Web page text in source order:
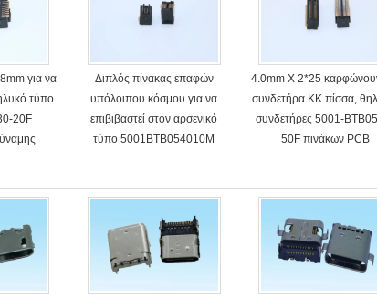
για να
τύπο
20F
Διπλός πίνακας επαφών
υπόλοιπου κόσμου για να
επιβιβαστεί στον αρσενικό
τύπο 5001BTB054010M
4.0mm Χ 2*25
συνδετήρα ΚΚ πίσσα,
συνδετήρες 5001-
50F πινάκων PCB